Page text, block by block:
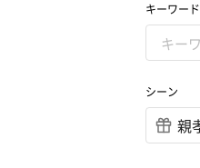
キーワード
シーン